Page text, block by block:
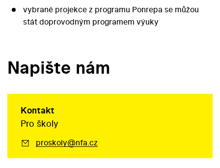
vybrané projekce z programu Ponrepa se můžou
stát doprovodným programem výuky
Napište nám
Kontakt
Pro školy
proskoly@nfa.cz